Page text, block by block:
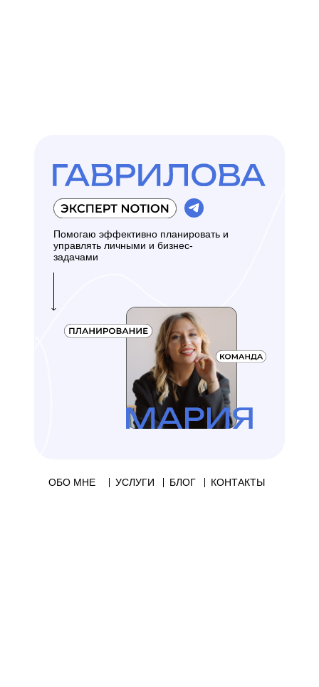
Помогаю эффективно планировать и
управлять личными и бизнес-
задачами
ОБО МНЕ УСЛУГИ БЛОГ КОНТАКТЫ